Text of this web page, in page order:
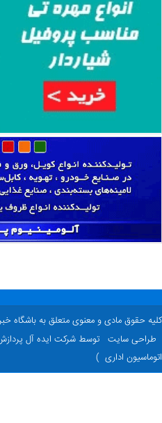
حقوق مادی و معنوی متعلق به باشگاه
سایت توسط شرکت ایده آل پردازش
اداری )